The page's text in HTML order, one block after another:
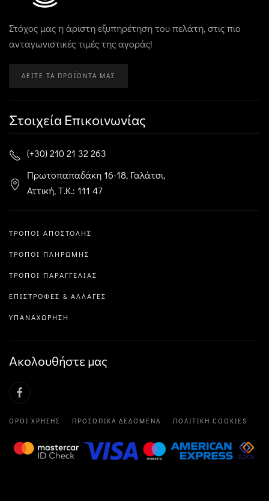
Στόχος μας η άριστη εξυπηρέτηση του πελάτη, στις πιο
ανταγωνιστικές τιμές της αγοράς!
ΔΕΊΤΕ ΤΑ ΠΡΟΪΌΝΤΑ ΜΑΣ
Στοιχεία Επικοινωνίας
(+30) 210 21 32 263
Πρωτοπαπαδάκη 16-18, Γαλάτσι,
Αττική, Τ.Κ.: 111 47
ΤΡΌΠΟΙ ΑΠΟΣΤΟΛΉΣ
ΤΡΌΠΟΙ ΠΛΗΡΩΜΉΣ
ΤΡΌΠΟΙ ΠΑΡΑΓΓΕΛΊΑΣ
ΕΠΙΣΤΡΟΦΈΣ & ΑΛΛΑΓΈΣ
ΥΠΑΝΑΧΏΡΗΣΗ
Ακολουθήστε μας
ΌΡΟΙ ΧΡΉΣΗΣ ΠΡΟΣΩΠΙΚΆ ΔΕΔΟΜΈΝΑ ΠΟΛΙΤΙΚΉ COOKIES